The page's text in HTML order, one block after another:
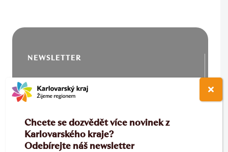
NEWSLETTER
Chcete se dozvědět více novinek z
Karlovarského kraje?
Odebírejte náš newsletter